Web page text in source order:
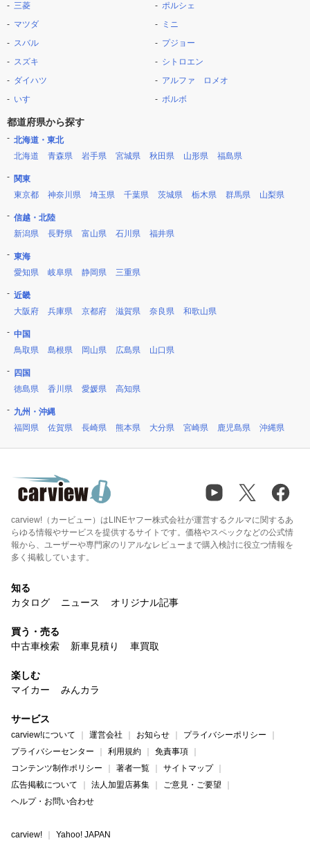
三菱
マツダ
スバル
スズキ
ダイハツ
いすゞ
ポルシェ
ミニ
プジョー
シトロエン
アルファ ロメオ
ボルボ
都道府県から探す
北海道・東北
北海道
青森県 岩手県 宮城県 秋田県 山形県 福島県
関東
東京都
神奈川県 埼玉県 千葉県 茨城県 栃木県 群馬県 山梨県
信越・北陸
新潟県
長野県 富山県 石川県 福井県
東海
愛知県
岐阜県 静岡県 三重県
近畿
大阪府
兵庫県 京都府 滋賀県 奈良県 和歌山県
中国
鳥取県
島根県 岡山県 広島県 山口県
四国
徳島県
香川県 愛媛県 高知県
九州・沖縄
福岡県
佐賀県 長崎県 熊本県 大分県 宮崎県 鹿児島県 沖縄県
carview!（カービュー）はLINEヤフー株式会社が運営するクルマに関するあ
らゆる情報やサービスを提供するサイトです。価格やスペックなどの公式情
報から、ユーザーや専門家のリアルなレビューまで購入検討に役立つ情報を
多く掲載しています。
知る
カタログ
ニュース オリジナル記事
買う・売る
中古車検索
新車見積り 車買取
楽しむ
マイカー
みんカラ
サービス
carview!について 運営会社 お知らせ
プライバシーポリシー
プライバシーセンター
利用規約
免責事項
コンテンツ制作ポリシー
著者一覧
サイトマップ
広告掲載について
法人加盟店募集
ご意見・ご要望
ヘルプ・お問い合わせ
carview! Yahoo! JAPAN